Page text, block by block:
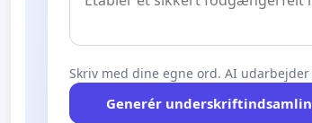
Skriv med dine egne ord. AI
Generér